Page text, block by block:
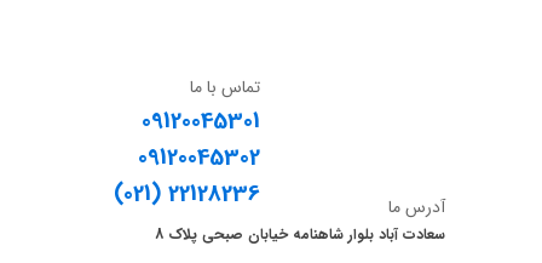
تماس با ما
09120045301
09120045302
​​​​​​​(021) 22128236
آدرس ما
سعادت آباد بلوار شاهنامه خیابان صبحی پلاک 8